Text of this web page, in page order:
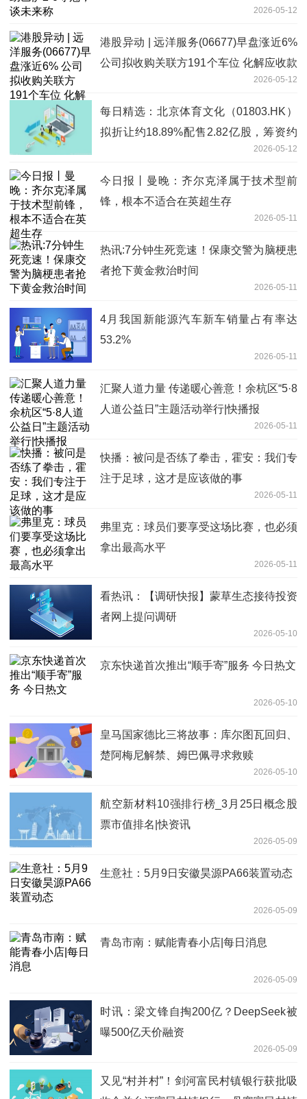
2026-05-12
港股异动 | 远洋服务(06677)早盘涨近6%
公司拟收购关联方191个车位 化解应收款
2026-05-12
每日精选：北京体育文化（01803.HK）
拟折让约18.89%配售2.82亿股，筹资约
2026-05-12
今日报丨曼晚：齐尔克泽属于技术型前
锋，根本不适合在英超生存
2026-05-11
热讯:7分钟生死竞速！保康交警为脑梗患
者抢下黄金救治时间
2026-05-11
4月我国新能源汽车新车销量占有率达
53.2%
2026-05-11
汇聚人道力量 传递暖心善意！余杭区“5·8
人道公益日”主题活动举行|快播报
2026-05-11
快播：被问是否练了拳击，霍安：我们专
注于足球，这才是应该做的事
2026-05-11
弗里克：球员们要享受这场比赛，也必须
拿出最高水平
2026-05-11
看热讯：【调研快报】蒙草生态接待投资
者网上提问调研
2026-05-10
京东快递首次推出“顺手寄”服务 今日热文
2026-05-10
皇马国家德比三将故事：库尔图瓦回归、
楚阿梅尼解禁、姆巴佩寻求救赎
2026-05-10
航空新材料10强排行榜_3月25日概念股
票市值排名|快资讯
2026-05-09
生意社：5月9日安徽昊源PA66装置动态
2026-05-09
青岛市南：赋能青春小店|每日消息
2026-05-09
时讯：梁文锋自掏200亿？DeepSeek被
曝500亿天价融资
2026-05-09
又见“村并村”！剑河富民村镇银行获批吸